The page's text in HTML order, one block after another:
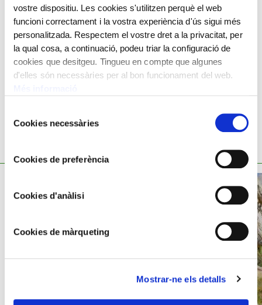
vostre dispositiu. Les cookies s'utilitzen perquè el web
funcioni correctament i la vostra experiència d'ús sigui més
personalitzada. Respectem el vostre dret a la privacitat, per
la qual cosa, a continuació, podeu triar la configuració de
cookies que desitgeu. Tingueu en compte que algunes
d'elles són necessàries per al bon funcionament del web.
deCookies necessàries
Cookies de preferència
Cookies d'anàlisi
Cookies de màrqueting
Mostrar-ne els detalls
Oli sobre tela
42x60 cm
Ivó Pascual,1883 - 1949